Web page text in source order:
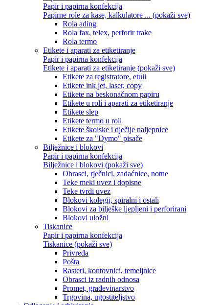
Papir i papirna konfekcija
Papirne role za kase, kalkulatore ... (pokaži sve)
Rola ading
Rola fax, telex, perforir trake
Rola termo
Etikete i aparati za etiketiranje
Papir i papirna konfekcija
Etikete i aparati za etiketiranje (pokaži sve)
Etikete za registratore, etuii
Etikete ink jet, laser, copy
Etikete na beskonačnom papiru
Etikete u roli i aparati za etiketiranje
Etikete slep
Etikete termo u roli
Etikete školske i dječije naljepnice
Etikete za "Dymo" pisače
Bilježnice i blokovi
Papir i papirna konfekcija
Bilježnice i blokovi (pokaži sve)
Obrasci, rječnici, zadaćnice, notne
Teke meki uvez i dopisne
Teke tvrdi uvez
Blokovi kolegij, spiralni i ostali
Blokovi za bilješke ljepljeni i perforirani
Blokovi uložni
Tiskanice
Papir i papirna konfekcija
Tiskanice (pokaži sve)
Privreda
Pošta
Rasteri, kontovnici, temeljnice
Obrasci iz radnih odnosa
Promet, građevinarstvo
Trgovina, ugostiteljstvo